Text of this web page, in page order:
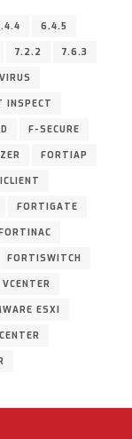
6.4.5
7.2.2 7.6.3
INSPECT
F-SECURE
FORTIAP
FORTIGATE
FORTISWITCH
VCENTER
ESXI